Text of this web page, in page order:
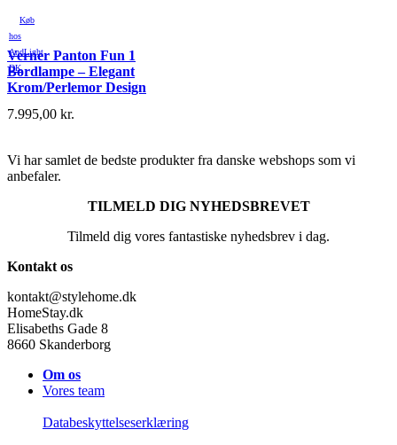
Køb
hos
AndLight
DK
Verner Panton Fun 1
Bordlampe – Elegant
Krom/Perlemor Design
7.995,00 kr.
Vi har samlet de bedste produkter fra danske webshops som vi
anbefaler.
TILMELD DIG NYHEDSBREVET
Tilmeld dig vores fantastiske nyhedsbrev i dag.
Kontakt os
kontakt@stylehome.dk
HomeStay.dk
Elisabeths Gade 8
8660 Skanderborg
Om os
Vores team
Databeskyttelseserklæring